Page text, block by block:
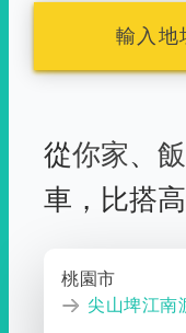
輸入地
從你家、
車， 比搭
桃園市
尖山埤江南